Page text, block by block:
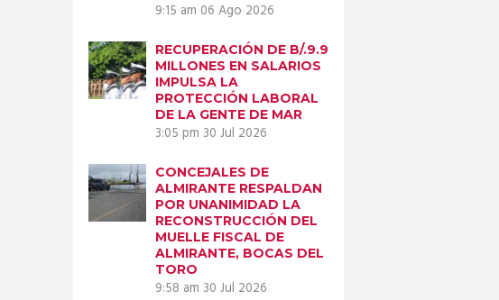
9:15 am 06 Ago 2026
RECUPERACIÓN DE B/.9.9
MILLONES EN SALARIOS
IMPULSA LA
PROTECCIÓN LABORAL
DE LA GENTE DE MAR
3:05 pm 30 Jul 2026
CONCEJALES DE
ALMIRANTE RESPALDAN
POR UNANIMIDAD LA
RECONSTRUCCIÓN DEL
MUELLE FISCAL DE
ALMIRANTE, BOCAS DEL
TORO
9:58 am 30 Jul 2026